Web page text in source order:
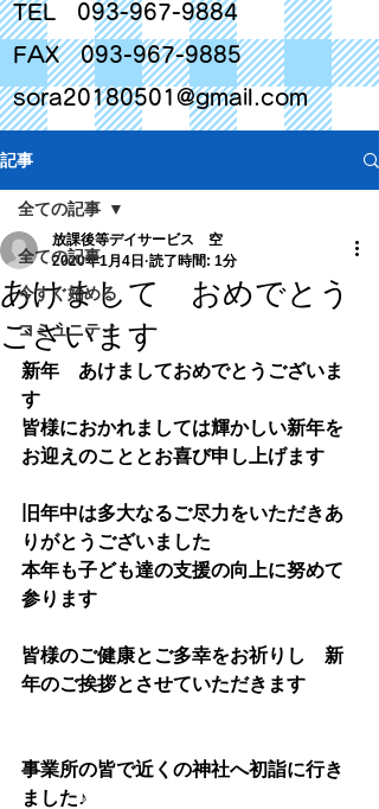
TEL
093-967-9884
FAX093-967-9885
sora20180501@gmail.com
記事
全ての記事
今すぐ始める
コミュニティ
全ての記事
あけまして おめでとう
ございます
放課後等デイサービス 空
2020年1月4日 読了時間: 1分
新年　あけましておめでとうございま
す
皆様におかれましては輝かしい新年を
お迎えのこととお喜び申し上げます
旧年中は多大なるご尽力をいただきあ
りがとうございました
本年も子ども達の支援の向上に努めて
参ります
皆様のご健康とご多幸をお祈りし　新
年のご挨拶とさせていただきます
事業所の皆で近くの神社へ初詣に行き
ました♪